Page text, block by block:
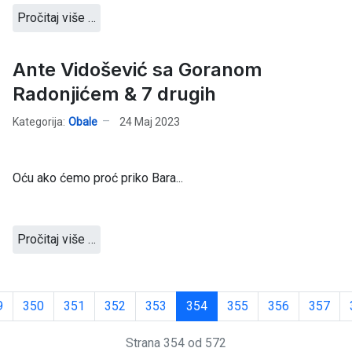
Pročitaj više …
Ante Vidošević sa Goranom
Radonjićem & 7 drugih
Kategorija: Obale 24 Maj 2023
Oću ako ćemo proć priko Bara...
Pročitaj više …
350 351 352 353 354 355 356 357
Strana 354 od 572